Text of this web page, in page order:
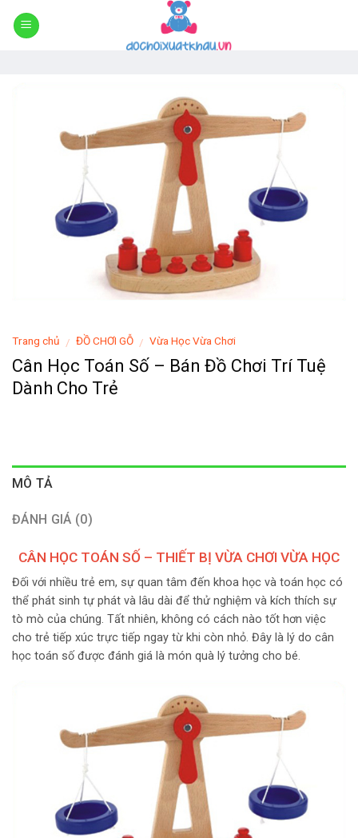
Skip
Trang chủ / ĐỒ CHƠI GỖ / Vừa Học Vừa Chơi
Cân Học Toán Số – Bán Đồ Chơi Trí Tuệ
Dành Cho Trẻ
MÔ TẢ
ĐÁNH GIÁ (0)
CÂN HỌC TOÁN SỐ – THIẾT BỊ VỪA CHƠI VỪA HỌC
Đối với nhiều trẻ em, sự quan tâm đến khoa học và toán học có
thể phát sinh tự phát và lâu dài để thử nghiệm và kích thích sự
tò mò của chúng. Tất nhiên, không có cách nào tốt hơn việc
cho trẻ tiếp xúc trực tiếp ngay từ khi còn nhỏ. Đây là lý do cân
học toán số được đánh giá là món quà lý tưởng cho bé.